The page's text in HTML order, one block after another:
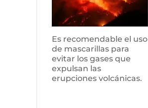
Es recomendable el uso
de mascarillas para
evitar los gases que
expulsan las
erupciones volcánicas.